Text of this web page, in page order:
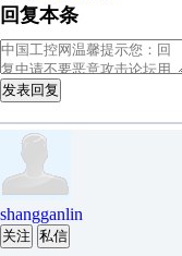
回复本条
发表回复
shangganlin
关注 私信